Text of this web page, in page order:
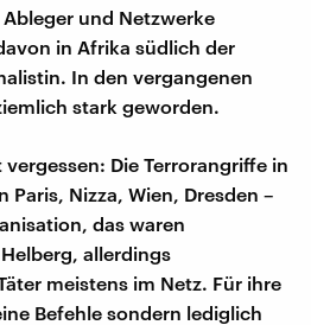
und Netzwerke
in Afrika südlich der
In den vergangenen
stark geworden.
Die Terrorangriffe in
Paris, Nizza, Wien, Dresden –
das waren
allerdings
meistens im Netz. Für ihre
Befehle sondern lediglich